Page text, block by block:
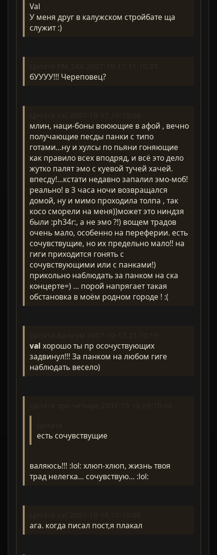
Val
У меня друг в калужском стройбате ща
служит :)
бУУУУ!!! Череповец?
млин, наци-боны воюющие в афой , вечно
получающие песды панки с типо
готами...ну и хулсы по пьяни гоняющие
как правило всех вподряд, и всё это дело
жутко палят эмо с куевой тучей хачей.
впесду!...кстати недавно запалил эмо-моб!
реально! в 3 часа ночи возвращался
домой, ну и мимо проходила толпа , так
косо сморели на меня))может это ниндзя
были :ph34r:, а не эмо ?!) вощем традов
очень мало, особенно на переферии. есть
сочувствущие, но их предельно мало!! на
гиги приходится гонять с
сочувствующими или с панками!)
прикольно наблюдать за панком на ска
концерте=) ... порой напрягает такая
обстановка в моём родном городе ! :(
val хорошо ты пр осочуствующих
задвинул!!! За панком на любом гиге
наблюдать весело)
есть сочувствущие
валяюсь!!! :lol: хлюп-хлюп, жизнь твоя
трад нелегка... сочувствую... :lol:
ага. когда писал пост,я плакал